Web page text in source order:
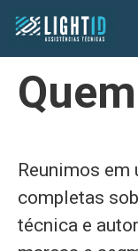
Pular
para
conteúdo
Reunimos
completas
técnica e